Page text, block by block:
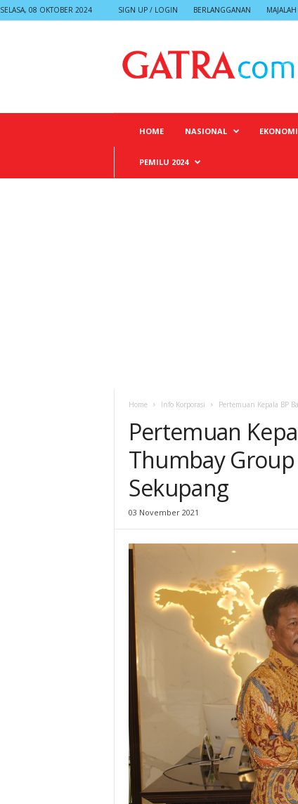
SELASA, 08 OKTOBER 2024 SIGN UP / LOGIN BERLANGGANAN
HOME NASIONAL EKONOMI
PEMILU 2024
Home Info Korporasi Pertemuan Kepala BP
Pertemuan
Thumbay Group
Sekupang
03 November 2021